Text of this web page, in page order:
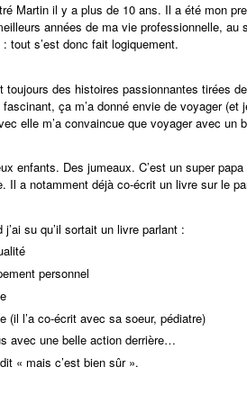
Martin il y a plus de 10 ans. Il a été mon
années de ma vie professionnelle, au
tout s’est donc fait logiquement.
toujours des histoires passionnantes tirées
ça m’a donné envie de voyager
elle m’a convaincue que voyager avec un
enfants. Des jumeaux. C’est un super papa
Il a notamment déjà co-écrit un livre sur le
j’ai su qu’il sortait un livre parlant :
personnel
(il l’a co-écrit avec sa soeur, pédiatre)
avec une belle action derrière…
« mais c’est bien sûr ».